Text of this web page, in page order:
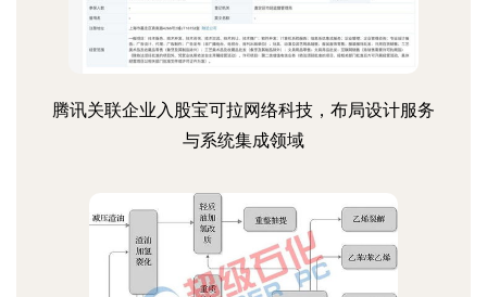
腾讯关联企业入股宝可拉网络科技，布局设计服务
与系统集成领域